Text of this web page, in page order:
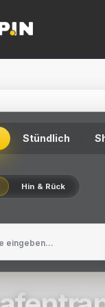
Stündlich
Hin & Rück